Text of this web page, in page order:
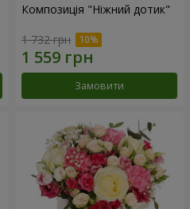
Композиція "Ніжний дотик"
1 732 грн
Замовити